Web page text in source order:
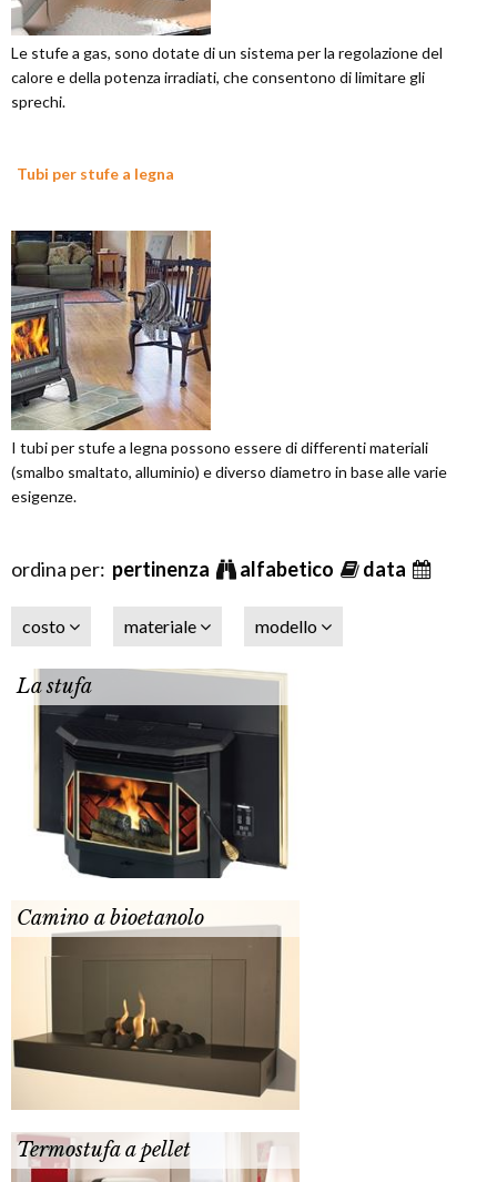
Le stufe a gas, sono dotate di un sistema per la regolazione del
calore e della potenza irradiati, che consentono di limitare gli
sprechi.
Tubi per stufe a legna
I tubi per stufe a legna possono essere di differenti materiali
(smalbo smaltato, alluminio) e diverso diametro in base alle varie
esigenze.
ordina per: pertinenza alfabetico data
costo materiale modello
La stufa
Camino a bioetanolo
Termostufa a pellet